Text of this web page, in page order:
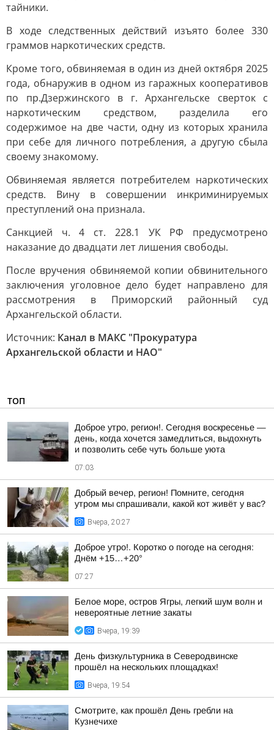
тайники.
В ходе следственных действий изъято более 330
граммов наркотических средств.
Кроме того, обвиняемая в один из дней октября 2025
года, обнаружив в одном из гаражных кооперативов
по пр.Дзержинского в г. Архангельске сверток с
наркотическим средством, разделила его
содержимое на две части, одну из которых хранила
при себе для личного потребления, а другую сбыла
своему знакомому.
Обвиняемая является потребителем наркотических
средств. Вину в совершении инкриминируемых
преступлений она признала.
Санкцией ч. 4 ст. 228.1 УК РФ предусмотрено
наказание до двадцати лет лишения свободы.
После вручения обвиняемой копии обвинительного
заключения уголовное дело будет направлено для
рассмотрения в Приморский районный суд
Архангельской области.
Источник: Канал в МАКС "Прокуратура
Архангельской области и НАО"
ТОП
Доброе утро, регион!. Сегодня воскресенье —
день, когда хочется замедлиться, выдохнуть
и позволить себе чуть больше уюта
07:03
Добрый вечер, регион! Помните, сегодня
утром мы спрашивали, какой кот живёт у вас?
Вчера, 20:27
Доброе утро!. Коротко о погоде на сегодня:
Днём +15…+20°
07:27
Белое море, остров Ягры, легкий шум волн и
невероятные летние закаты
Вчера, 19:39
День физкультурника в Северодвинске
прошёл на нескольких площадках!
Вчера, 19:54
Смотрите, как прошёл День гребли на
Кузнечихе